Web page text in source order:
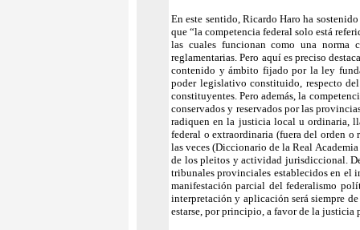
En este sentido, Ricardo Haro ha
que “la competencia federal solo está
las cuales funcionan como una norma
reglamentarias. Pero aquí es preciso
contenido y ámbito fijado por la ley
poder legislativo constituido, respecto
constituyentes. Pero además, la
conservados y reservados por las
radiquen en la justicia local u ordinaria,
federal o extraordinaria (fuera del orden o
las veces (Diccionario de la Real
de los pleitos y actividad jurisdiccional.
tribunales provinciales establecidos en el
manifestación parcial del federalismo
interpretación y aplicación será siempre
estarse, por principio, a favor de la